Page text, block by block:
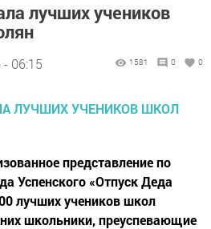
лучших учеников
06:15 1581 0 0
представление по
Успенского «Отпуск Деда
лучших учеников школ
школьники, преуспевающие